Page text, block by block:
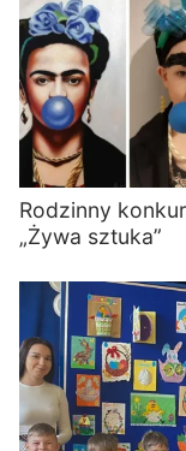
Rodzinny
„Żywa sztuka”